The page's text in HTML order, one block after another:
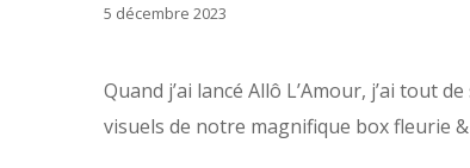
5 décembre 2023
Quand j’ai lancé Allô L’Amour, j’ai tout
visuels de notre magnifique box fleurie